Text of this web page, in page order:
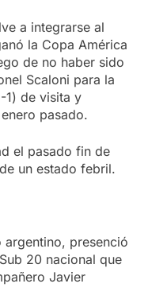
a integrarse al
la Copa América
de no haber sido
Scaloni para la
1) de visita y
pasado.
el pasado fin de
un estado febril.
argentino, presenció
20 nacional que
Javier